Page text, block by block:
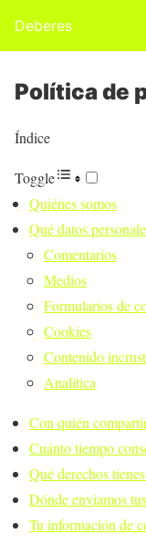
Deberes
Política de
Índice
Toggle
Quiénes somos
Qué datos
Comentarios
Medios
Formularios de
Cookies
Contenido
Analítica
Con quién
Cuánto tiempo
Qué derechos
Dónde enviamos
Tu información de